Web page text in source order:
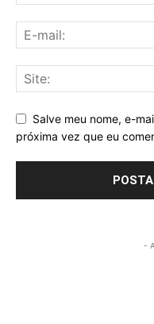
Salve meu nome, e-
próxima vez que eu
-